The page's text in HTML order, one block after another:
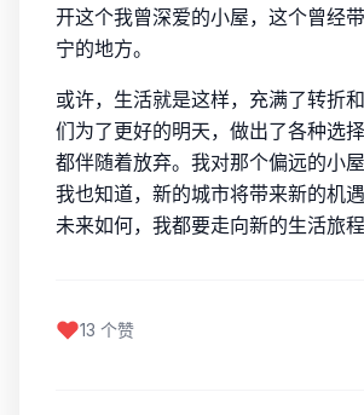
开这个我曾深爱的小屋，这个曾经
宁的地方。
或许，生活就是这样，充满了转折
们为了更好的明天，做出了各种选
都伴随着放弃。我对那个偏远的小
我也知道，新的城市将带来新的机
未来如何，我都要走向新的生活旅程
13 个赞